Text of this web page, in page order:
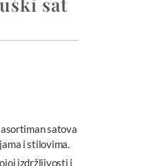
satova
i stilovima.
izdržljivosti i